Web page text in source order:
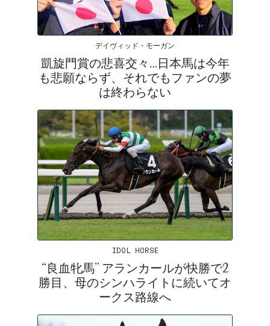
デイヴィッド・モーガン
凱旋門賞の悲喜交々…日本馬は今年
も悲願ならず、それでもファンの夢
は終わらない
IDOL HORSE
“良血牝馬” アランカールが快勝で2
勝目、母のシンハライトに続いてオ
ークス路線へ